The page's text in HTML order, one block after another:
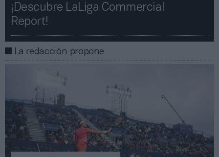
¡Descubre LaLiga Commercial
Report!​​
La redacción propone